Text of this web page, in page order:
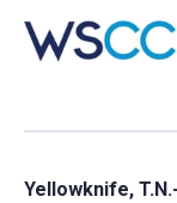
Yellowknife,